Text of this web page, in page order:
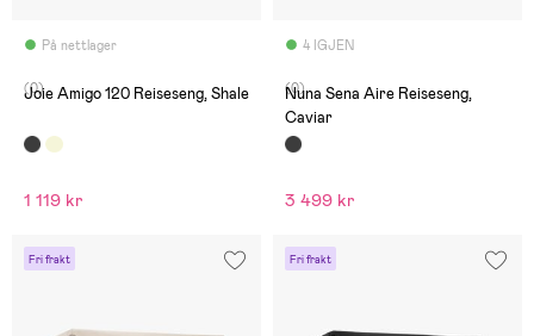
På nettlager
(0)
Joie Amigo 120 Reiseseng, Shale
1 119 kr
4 IGJEN
(0)
Nuna Sena Aire Reiseseng,
Caviar
3 499 kr
Fri frakt Fri frakt